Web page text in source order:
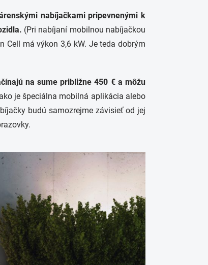
nabíjačkami pripevnenými k
(Pri nabíjaní mobilnou nabíjačkou
Cell má výkon 3,6 kW. Je teda dobrým
na sume približne 450 € a môžu
je špeciálna mobilná aplikácia alebo
budú samozrejme závisieť od jej